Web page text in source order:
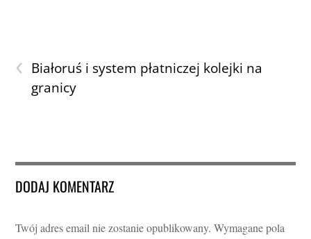
‹ Białoruś i system płatniczej kolejki na
granicy
DODAJ KOMENTARZ
Twój adres email nie zostanie opublikowany. Wymagane pola